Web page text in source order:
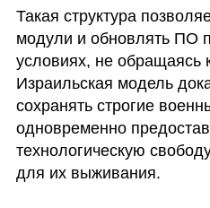
Такая структура
модули и обновлять ПО
условиях, не обращаясь
Израильская модель
сохранять строгие
одновременно
технологическую
для их выживания.